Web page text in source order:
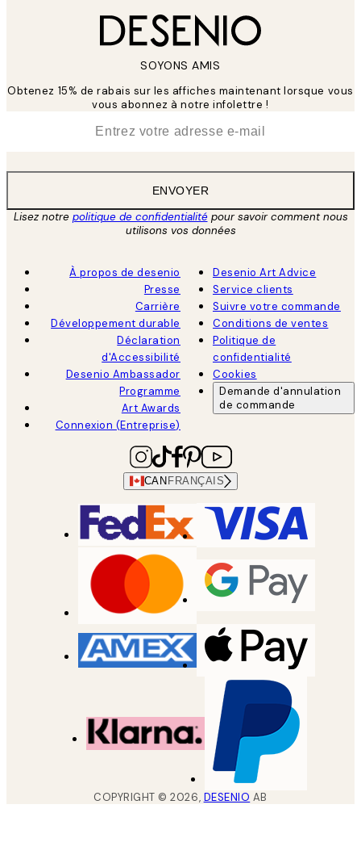
SOYONS AMIS
Obtenez 15% de rabais sur les affiches maintenant lorsque vous
vous abonnez à notre infolettre !
ENVOYER
Lisez notre politique de confidentialitépour savoir comment nous
utilisons vos données
À propos de desenio
Presse
Carrière
Développement durable
Déclaration
d'Accessibilité
Desenio Ambassador
Programme
Art Awards
Connexion (Entreprise)
Desenio Art Advice
Service clients
Suivre votre commande
Conditions de ventes
Politique de
confidentialité
Cookies
Demande d'annulation
de commande
CAN FRANÇAIS
COPYRIGHT ©2026, DESENIO AB